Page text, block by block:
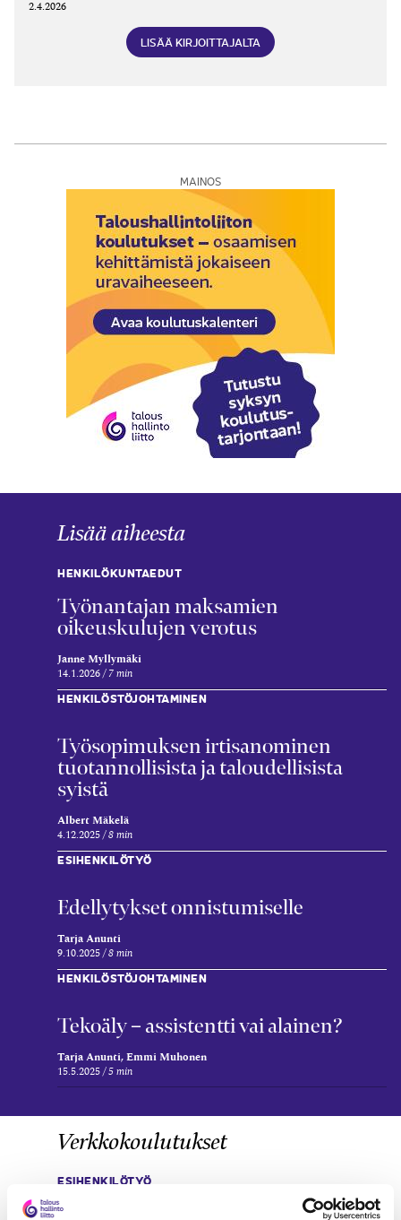
2.4.2026
LISÄÄ KIRJOITTAJALTA
MAINOS
Lisää aiheesta
HENKILÖKUNTAEDUT
Työnantajan maksamien
oikeuskulujen verotus
Janne Myllymäki
14.1.2026 7 min
HENKILÖSTÖJOHTAMINEN
Työsopimuksen irtisanominen
tuotannollisista ja taloudellisista
syistä
Albert Mäkelä
4.12.2025 8 min
ESIHENKILÖTYÖ
Edellytykset onnistumiselle
Tarja Anunti
9.10.2025 8 min
HENKILÖSTÖJOHTAMINEN
Tekoäly – assistentti vai alainen?
Tarja Anunti, Emmi Muhonen
15.5.2025 5 min
Verkkokoulutukset
ESIHENKILÖTYÖ